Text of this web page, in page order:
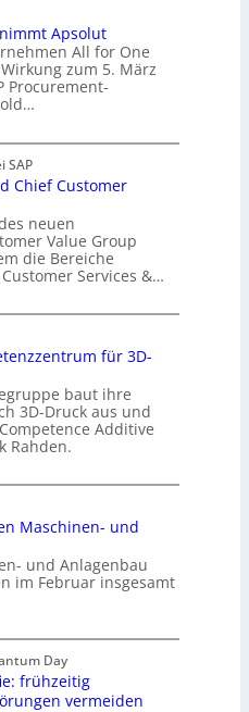
Apsolut
All for One
zum 5. März
Procurement-
SAP
Chief Customer
neuen
Value Group
die Bereiche
Services &…
für 3D-
baut ihre
3D-Druck aus und
Additive
Rahden.
Maschinen- und
und Anlagenbau
im Februar insgesamt
Day
frühzeitig
vermeiden